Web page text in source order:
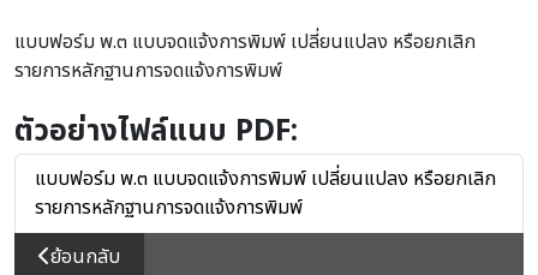
แบบฟอร์ม พ.๓ แบบจดแจ้งการพิมพ์ เปลี่ยนแปลง หรือยกเลิก
รายการหลักฐานการจดแจ้งการพิมพ์
ตัวอย่างไฟล์แนบ PDF:
แบบฟอร์ม พ.๓ แบบจดแจ้งการพิมพ์ เปลี่ยนแปลง หรือยกเลิก
รายการหลักฐานการจดแจ้งการพิมพ์
ย้อนกลับ